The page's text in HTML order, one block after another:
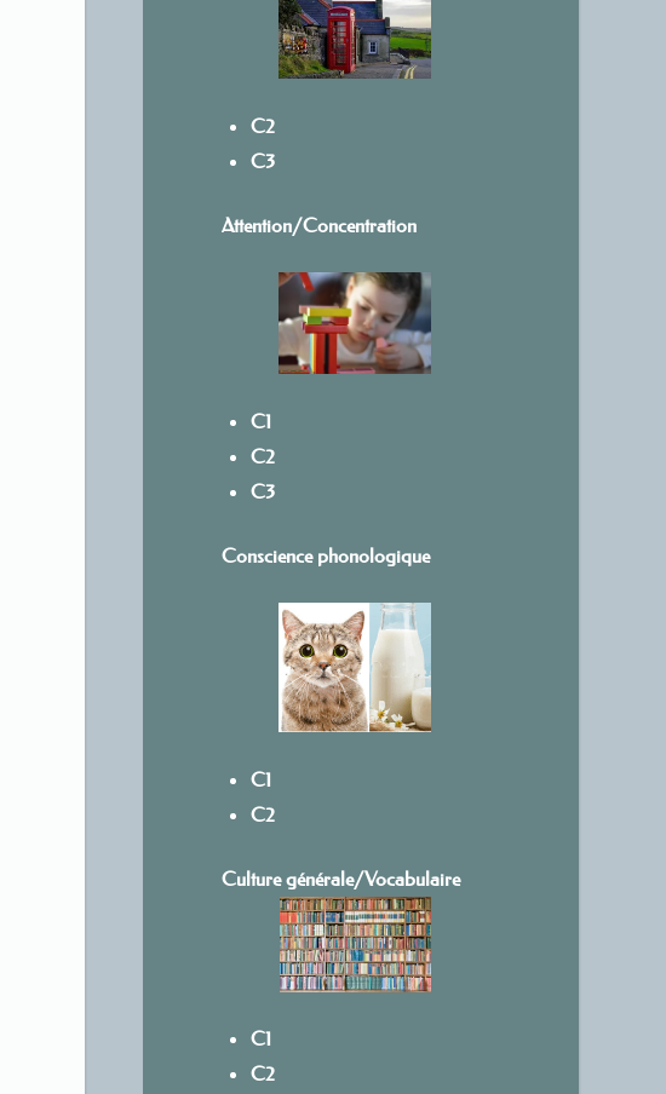
C2
C3
Attention/Concentration
C1
C2
C3
Conscience phonologique
C1
C2
Culture générale/Vocabulaire
C1
C2